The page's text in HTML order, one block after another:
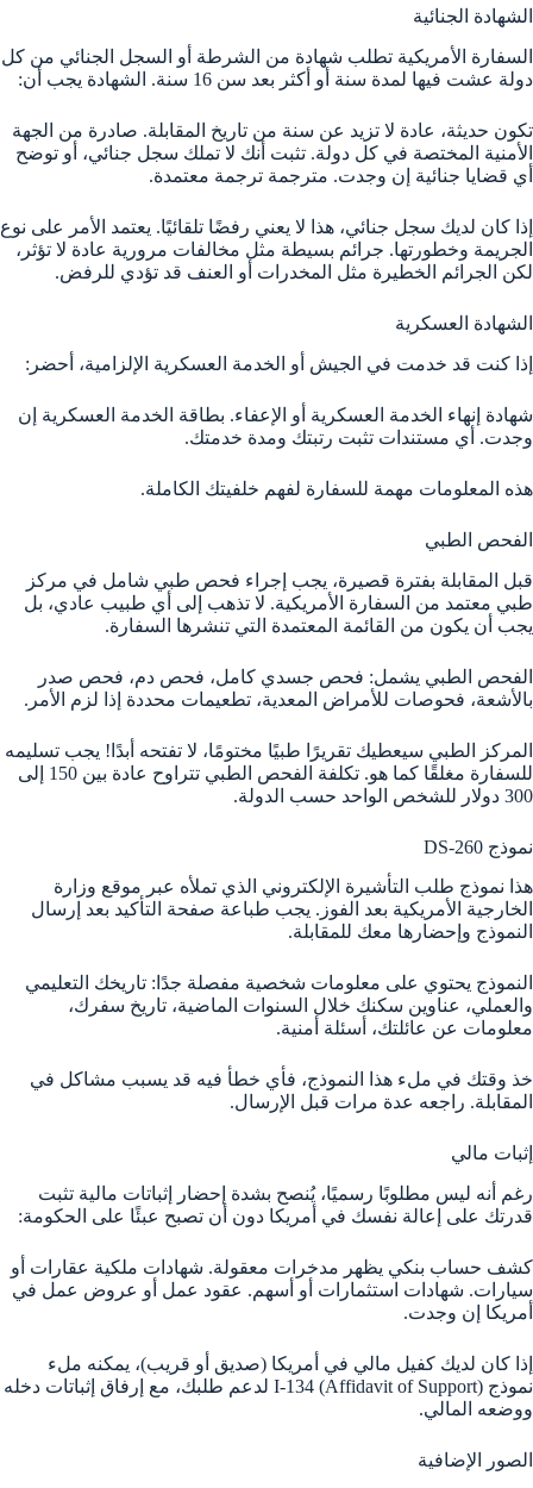
الشهادة الجنائية
السفارة الأمريكية تطلب شهادة من الشرطة أو السجل الجنائي من كل
دولة عشت فيها لمدة سنة أو أكثر بعد سن 16 سنة. الشهادة يجب أن:
تكون حديثة، عادة لا تزيد عن سنة من تاريخ المقابلة. صادرة من الجهة
الأمنية المختصة في كل دولة. تثبت أنك لا تملك سجل جنائي، أو توضح
أي قضايا جنائية إن وجدت. مترجمة ترجمة معتمدة.
إذا كان لديك سجل جنائي، هذا لا يعني رفضًا تلقائيًا. يعتمد الأمر على نوع
الجريمة وخطورتها. جرائم بسيطة مثل مخالفات مرورية عادة لا تؤثر،
لكن الجرائم الخطيرة مثل المخدرات أو العنف قد تؤدي للرفض.
الشهادة العسكرية
إذا كنت قد خدمت في الجيش أو الخدمة العسكرية الإلزامية، أحضر:
شهادة إنهاء الخدمة العسكرية أو الإعفاء. بطاقة الخدمة العسكرية إن
وجدت. أي مستندات تثبت رتبتك ومدة خدمتك.
هذه المعلومات مهمة للسفارة لفهم خلفيتك الكاملة.
الفحص الطبي
قبل المقابلة بفترة قصيرة، يجب إجراء فحص طبي شامل في مركز
طبي معتمد من السفارة الأمريكية. لا تذهب إلى أي طبيب عادي، بل
يجب أن يكون من القائمة المعتمدة التي تنشرها السفارة.
الفحص الطبي يشمل: فحص جسدي كامل، فحص دم، فحص صدر
بالأشعة، فحوصات للأمراض المعدية، تطعيمات محددة إذا لزم الأمر.
المركز الطبي سيعطيك تقريرًا طبيًا مختومًا، لا تفتحه أبدًا! يجب تسليمه
للسفارة مغلقًا كما هو. تكلفة الفحص الطبي تتراوح عادة بين 150 إلى
300 دولار للشخص الواحد حسب الدولة.
نموذج DS-260
هذا نموذج طلب التأشيرة الإلكتروني الذي تملأه عبر موقع وزارة
الخارجية الأمريكية بعد الفوز. يجب طباعة صفحة التأكيد بعد إرسال
النموذج وإحضارها معك للمقابلة.
النموذج يحتوي على معلومات شخصية مفصلة جدًا: تاريخك التعليمي
والعملي، عناوين سكنك خلال السنوات الماضية، تاريخ سفرك،
معلومات عن عائلتك، أسئلة أمنية.
خذ وقتك في ملء هذا النموذج، فأي خطأ فيه قد يسبب مشاكل في
المقابلة. راجعه عدة مرات قبل الإرسال.
إثبات مالي
رغم أنه ليس مطلوبًا رسميًا، يُنصح بشدة إحضار إثباتات مالية تثبت
قدرتك على إعالة نفسك في أمريكا دون أن تصبح عبئًا على الحكومة:
كشف حساب بنكي يظهر مدخرات معقولة. شهادات ملكية عقارات أو
سيارات. شهادات استثمارات أو أسهم. عقود عمل أو عروض عمل في
أمريكا إن وجدت.
إذا كان لديك كفيل مالي في أمريكا (صديق أو قريب)، يمكنه ملء
نموذج I-134 (Affidavit of Support) لدعم طلبك، مع إرفاق إثباتات دخله
ووضعه المالي.
الصور الإضافية